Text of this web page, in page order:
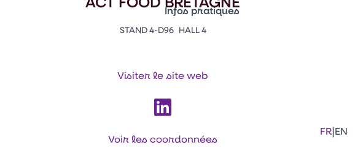
Infos pratiques
Contacts
Appuyez sur Entrée pour ouvrir le lien.
FR|EN
STAND 4-D96 HALL 4
Visiter le site web
Voir les coordonnées